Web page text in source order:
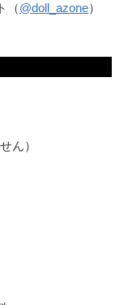
（@doll_azone）
ん）